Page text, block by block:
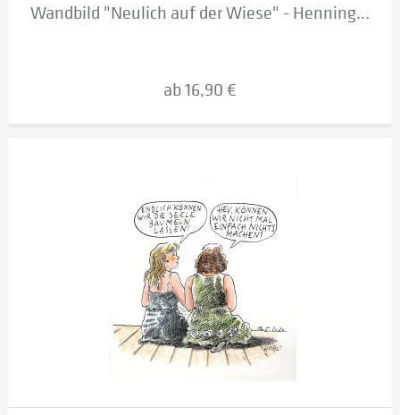
Wandbild "Neulich auf der Wiese" - Henning...
ab 16,90 €